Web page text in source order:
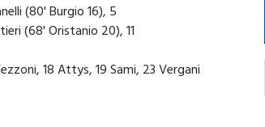
(80' Burgio 16), 5
(68' Oristanio 20), 11
18 Attys, 19 Sami, 23 Vergani